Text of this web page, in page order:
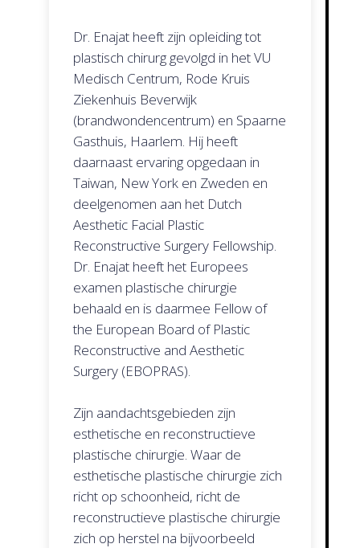
Dr. Enajat heeft zijn opleiding tot
plastisch chirurg gevolgd in het VU
Medisch Centrum, Rode Kruis
Ziekenhuis Beverwijk
(brandwondencentrum) en Spaarne
Gasthuis, Haarlem. Hij heeft
daarnaast ervaring opgedaan in
Taiwan, New York en Zweden en
deelgenomen aan het Dutch
Aesthetic Facial Plastic
Reconstructive Surgery Fellowship.
Dr. Enajat heeft het Europees
examen plastische chirurgie
behaald en is daarmee Fellow of
the European Board of Plastic
Reconstructive and Aesthetic
Surgery (EBOPRAS).
Zijn aandachtsgebieden zijn
esthetische en reconstructieve
plastische chirurgie. Waar de
esthetische plastische chirurgie zich
richt op schoonheid, richt de
reconstructieve plastische chirurgie
zich op herstel na bijvoorbeeld